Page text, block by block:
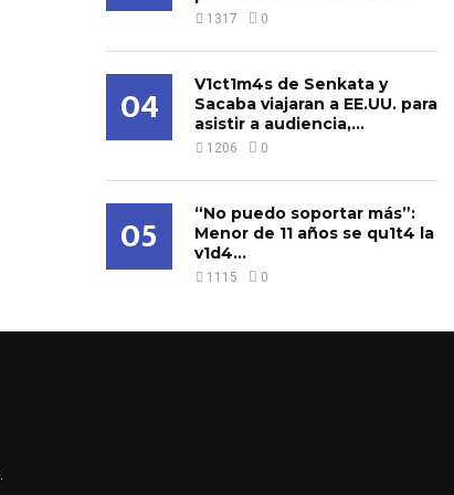
1317 0
04
V1ct1m4s de Senkata y
Sacaba viajaran a EE.UU. para
asistir a audiencia,...
1206 0
05
“No puedo soportar más”:
Menor de 11 años se qu1t4 la
v1d4...
1115 0